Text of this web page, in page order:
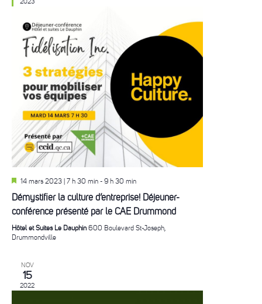
En
14 mars 2023 | 7 h 30 min- 9 h 30 min
Démystifier la culture d’entreprise! Déjeuner-
conférence présenté par le CAE Drummond
Hôtel et Suites Le Dauphin 600 Boulevard St-Joseph,
Drummondville
NOV
15
2022